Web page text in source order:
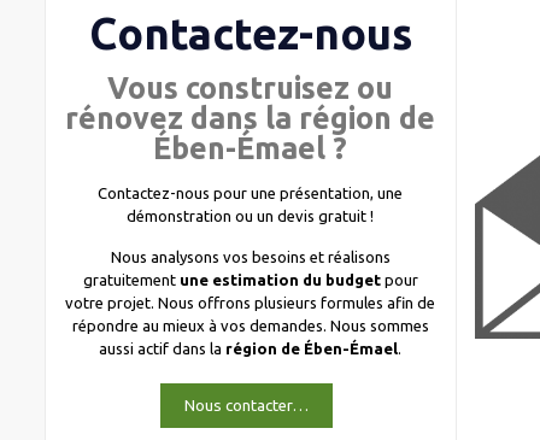
Contactez-nous
Vous construisez ou
rénovez dans la région de
Ében-Émael ?
Contactez-nous pour une présentation, une
démonstration ou un devis gratuit !
Nous analysons vos besoins et réalisons
gratuitement une estimation du budgetpour
votre projet. Nous offrons plusieurs formules afin de
répondre au mieux à vos demandes. Nous sommes
aussi actif dans la région de Ében-Émael.
Nous contacter…